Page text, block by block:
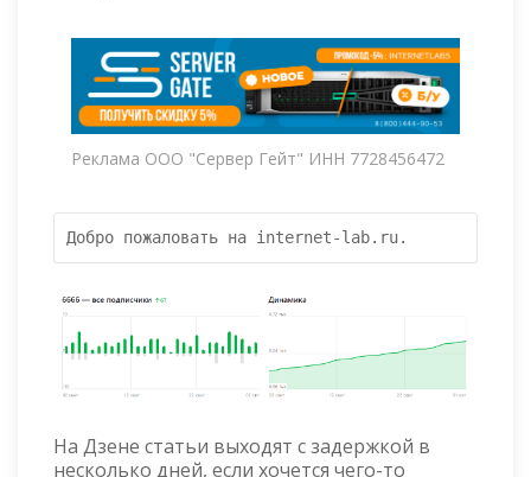
Реклама ООО "Сервер Гейт" ИНН 7728456472
Добро пожаловать на internet-lab.ru.
На Дзене статьи выходят с задержкой в
несколько дней, если хочется чего-то